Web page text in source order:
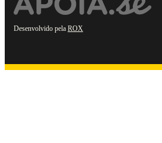
Desenvolvido pela ROX